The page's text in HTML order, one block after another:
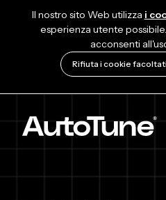
Il nostro sito Web utilizza i
esperienza utente
acconsenti
Rifiuta i cookie